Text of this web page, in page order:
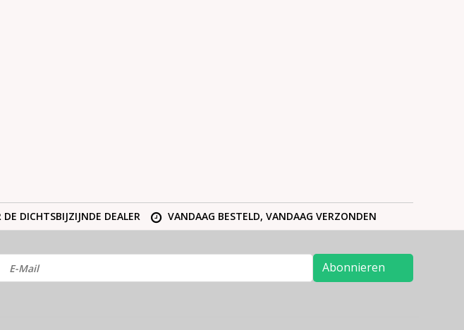
DE DICHTSBIJZIJNDE DEALER VANDAAG BESTELD, VANDAAG VERZONDEN
Abonnieren